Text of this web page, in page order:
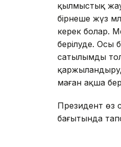
қылмыстық
бірнеше жүз
керек болар.
берілуде. Осы
сатылымды
маған ақша
Президент өз
бағытында